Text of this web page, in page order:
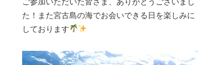
た！また宮古島の海でお会いできる日を楽しみに
しております